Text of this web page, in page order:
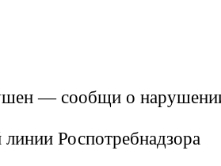
— сообщи о
линии Роспотребнадзора